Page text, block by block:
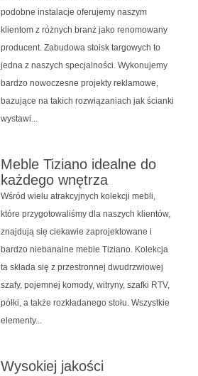
podobne instalacje oferujemy naszym
klientom z różnych branż jako renomowany
producent. Zabudowa stoisk targowych to
jedna z naszych specjalności. Wykonujemy
bardzo nowoczesne projekty reklamowe,
bazujące na takich rozwiązaniach jak ścianki
wystawi...
Meble Tiziano idealne do
każdego wnętrza
Wśród wielu atrakcyjnych kolekcji mebli,
które przygotowaliśmy dla naszych klientów,
znajdują się ciekawie zaprojektowane i
bardzo niebanalne meble Tiziano. Kolekcja
ta składa się z przestronnej dwudrzwiowej
szafy, pojemnej komody, witryny, szafki RTV,
półki, a także rozkładanego stołu. Wszystkie
elementy...
Wysokiej jakości